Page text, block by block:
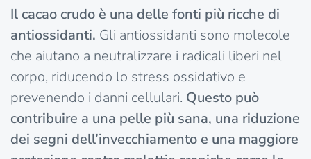
Il cacao crudo è una delle fonti più ricche di
antiossidanti. Gli antiossidanti sono molecole
che aiutano a neutralizzare i radicali liberi nel
corpo, riducendo lo stress ossidativo e
prevenendo i danni cellulari. Questo può
contribuire a una pelle più sana, una riduzione
dei segni dell’invecchiamento e una maggiore